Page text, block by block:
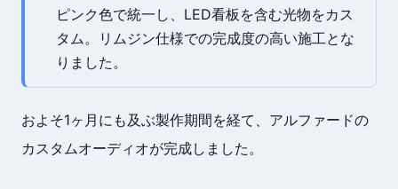
ピンク色で統一し、LED看板を含む光物をカス
タム。リムジン仕様での完成度の高い施工とな
りました。
およそ1ヶ月にも及ぶ製作期間を経て、アルファードの
カスタムオーディオが完成しました。